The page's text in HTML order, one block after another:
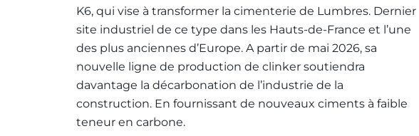
K6, qui vise à transformer la cimenterie de Lumbres. Dernier
site industriel de ce type dans les Hauts-de-France et l’une
des plus anciennes d’Europe. A partir de mai 2026, sa
nouvelle ligne de production de clinker soutiendra
davantage la décarbonation de l’industrie de la
construction. En fournissant de nouveaux ciments à faible
teneur en carbone.